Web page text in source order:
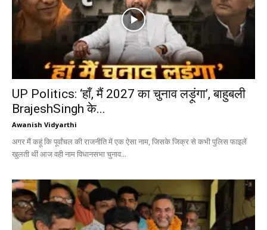
UP Politics: ‘हाँ, मैं 2027 का चुनाव लड़ूंगा’, बाहुबली
BrajeshSingh के...
Awanish Vidyarthi
अगर मैं कहूं कि पूर्वांचल की राजनीति में एक ऐसा नाम, जिसके जिक्र से कभी पुलिस फाइलें
खुलती थीं आज वही नाम विधानसभा चुनाव...